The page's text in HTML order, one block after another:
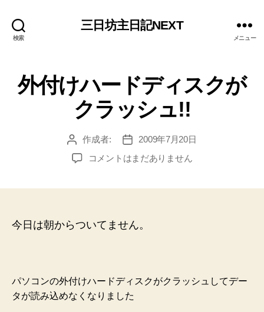
検索
三日坊主日記NEXT
メニュー
外付けハードディスクが
クラッシュ!!
投
稿
者
作成者:
投
稿
日
2009年7月20日
外
ド
が
ク
コメントはまだありません
今日は朝からついてません。
パソコンの外付けハードディスクがクラッシュしてデー
タが読み込めなくなりました